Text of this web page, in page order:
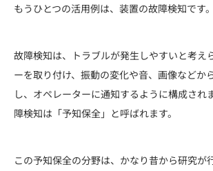
もうひとつの活用例は、装置の故障検知です。
故障検知は、トラブルが発生しやすいと考え
ーを取り付け、振動の変化や音、画像などか
し、オペレーターに通知するように構成され
障検知は「予知保全」と呼ばれます。
この予知保全の分野は、かなり昔から研究が